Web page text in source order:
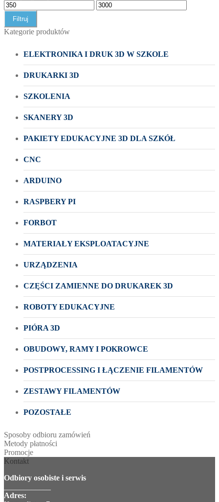
Filtruj
Kategorie produktów
ELEKTRONIKA I DRUK 3D W SZKOLE
DRUKARKI 3D
SZKOLENIA
SKANERY 3D
PAKIETY EDUKACYJNE 3D DLA SZKÓŁ
CNC
ARDUINO
RASPBERY PI
FORBOT
MATERIAŁY EKSPLOATACYJNE
URZĄDZENIA
CZĘŚCI ZAMIENNE DO DRUKAREK 3D
ROBOTY EDUKACYJNE
PIÓRA 3D
OBUDOWY, RAMY I POKROWCE
POSTPROCESSING I ŁĄCZENIE FILAMENTÓW
ZESTAWY FILAMENTÓW
POZOSTAŁE
Sposoby odbioru zamówień
Metody płatności
Promocje
Kontakt
Odbiory osobiste i serwis
Adres: